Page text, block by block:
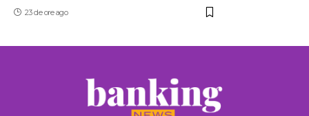
23 de ore ago